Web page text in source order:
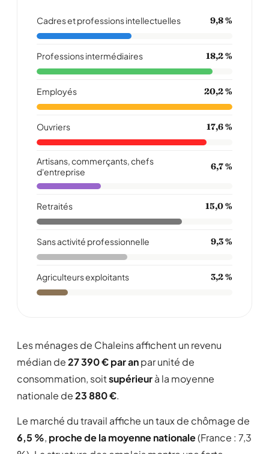
Cadres et professions intellectuelles 9,8 %
Professions intermédiaires 18,2 %
Employés 20,2 %
Ouvriers 17,6 %
Artisans, commerçants, chefs
d'entreprise
6,7 %
Retraités 15,0 %
Sans activité professionnelle 9,3 %
Agriculteurs exploitants 3,2 %
Les ménages de Chaleins affichent un revenu
médian de27 390 € par anpar unité de
consommation, soitsupérieurà la moyenne
nationale de23 880 €.
Le marché du travail affiche un taux de chômage de
6,5 %, proche de la moyenne nationale(France : 7,3